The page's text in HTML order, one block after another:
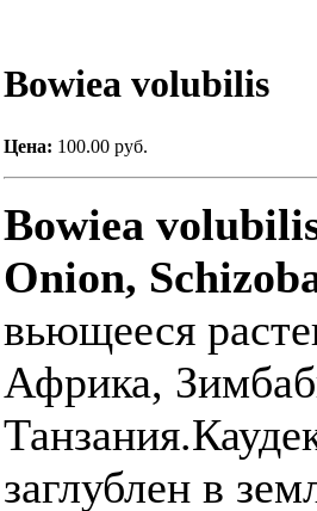
Bowiea volubilis
Цена: 100.00 руб.
Bowiea
Onion,
вьющееся
Африка,
заглублен в